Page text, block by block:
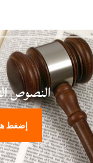
النصوص
إضغط